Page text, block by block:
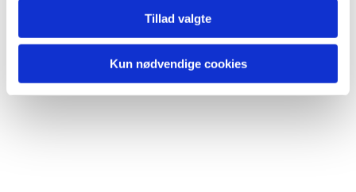
Tillad valgte
Kun nødvendige cookies